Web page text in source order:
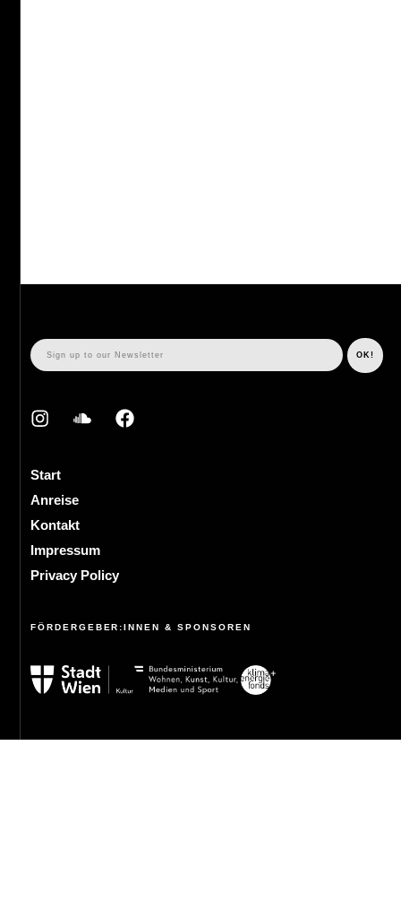
Start
Anreise
Kontakt
Impressum
Privacy Policy
FÖRDERGEBER:INNEN & SPONSOREN